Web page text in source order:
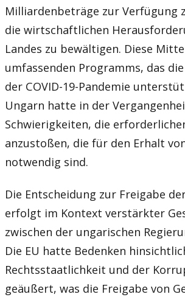
Milliardenbeträge zur Verfügung
die wirtschaftlichen
Landes zu bewältigen. Diese
umfassenden Programms, das
der COVID-19-Pandemie
Ungarn hatte in der
Schwierigkeiten, die
anzustoßen, die für den Erhalt
notwendig sind.
Die Entscheidung zur Freigabe
erfolgt im Kontext verstärkter
zwischen der ungarischen
Die EU hatte Bedenken
Rechtsstaatlichkeit und der
geäußert, was die Freigabe von